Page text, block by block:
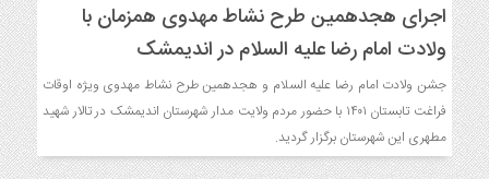
اجرای هجدهمین طرح نشاط مهدوی همزمان با
ولادت امام رضا علیه السلام در اندیمشک
جشن ولادت امام رضا علیه السلام و هجدهمین طرح نشاط مهدوی ویژه اوقات
فراغت تابستان ۱۴۰۱ با حضور مردم ولایت مدار شهرستان اندیمشک در تالار شهید
مطهری این شهرستان برگزار گردید.